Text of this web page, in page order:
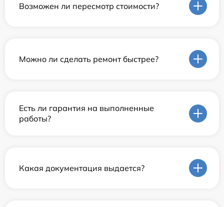
Возможен ли пересмотр стоимости?
Можно ли сделать ремонт быстрее?
Есть ли гарантия на выполненные
работы?
Какая документация выдается?